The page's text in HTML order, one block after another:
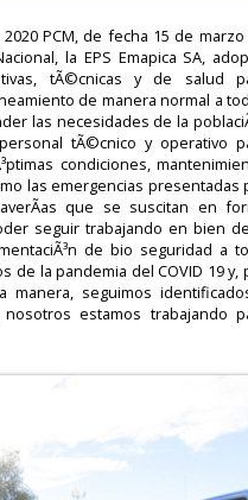
PCM, de fecha 15 de
la EPS Emapica SA,
tÃ©cnicas y de salud
de manera normal a
las necesidades de la
tÃ©cnico y operativo
condiciones,
las emergencias presentadas
que se suscitan en
seguir trabajando en bien
de bio seguridad a
la pandemia del COVID 19 y,
seguimos
nosotros estamos trabajando